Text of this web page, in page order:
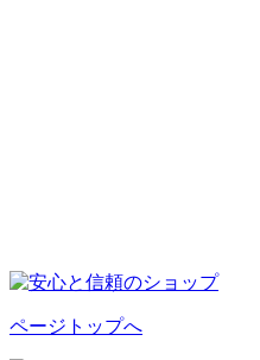
ページトップへ